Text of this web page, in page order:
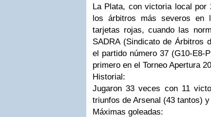
La Plata, con victoria local
los árbitros más severos en
tarjetas rojas, cuando las
SADRA (Sindicato de Árbitros
el partido número 37 (G10-E8-
primero en el Torneo Apertura
Historial:
Jugaron 33 veces con 11
triunfos de Arsenal (43 tantos)
Máximas goleadas: